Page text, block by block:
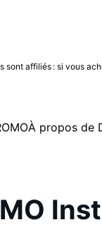
sont affiliés : si vous
À propos de